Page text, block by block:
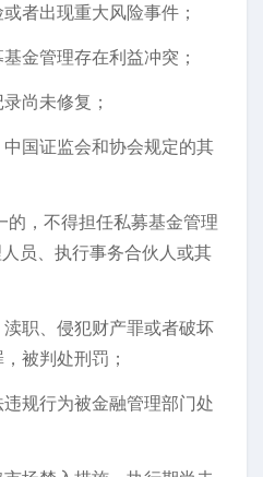
者出现重大风险事件；
金管理存在利益冲突；
尚未修复；
中国证监会和协会规定的其
的，不得担任私募基金管理
员、执行事务合伙人或其
渎职、侵犯财产罪或者破坏
被判处刑罚；
违规行为被金融管理部门处